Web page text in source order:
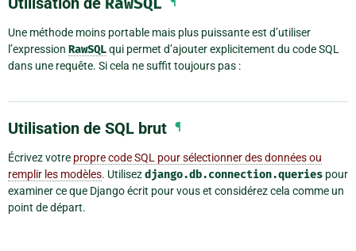
Une méthode moins portable mais plus puissante est d’utiliser
l’expression RawSQLqui permet d’ajouter explicitement du code SQL
dans une requête. Si cela ne suffit toujours pas :
Utilisation de SQL brut ¶
Écrivez votre propre code SQL pour sélectionner des données ou
remplir les modèles. Utilisezdjango.db.connection.queries pour
examiner ce que Django écrit pour vous et considérez cela comme un
point de départ.